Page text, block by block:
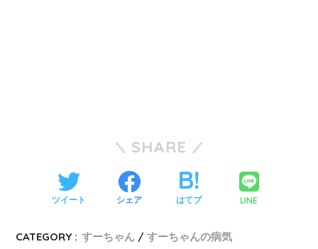
SHARE
ツイート シェア はてブ LINE
CATEGORY : すーちゃん
すーちゃんの病気